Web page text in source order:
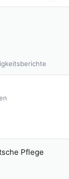
Pflege